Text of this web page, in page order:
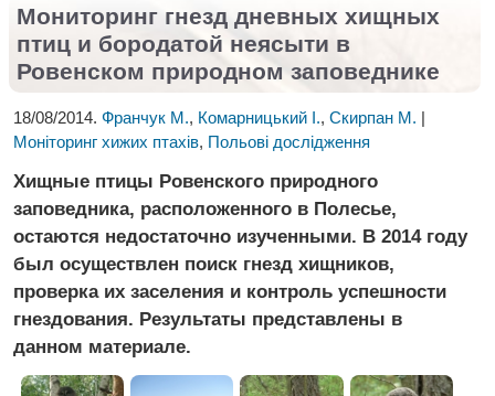
Мониторинг гнезд дневных хищных
птиц и бородатой неясыти в
Ровенском природном заповеднике
18/08/2014. Франчук М., Комарницький І., Скирпан М. |
Моніторинг хижих птахів, Польові дослідження
Хищные птицы Ровенского природного
заповедника, расположенного в Полесье,
остаются недостаточно изученными. В 2014 году
был осуществлен поиск гнезд хищников,
проверка их заселения и контроль успешности
гнездования. Результаты представлены в
данном материале.